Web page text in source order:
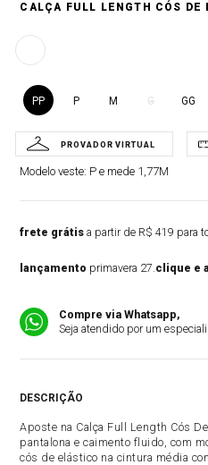
CALÇA FULL LENGTH CÓS DE
PP P M G GG
Modelo veste: P e mede 1,77M
frete grátis a partir de R$ 419 para
lançamento primavera 27.clique e
Compre via Whatsapp,
Seja atendido por um
DESCRIÇÃO
Aposte na Calça Full Length Cós
pantalona e caimento fluido, com
cós de elástico na cintura média